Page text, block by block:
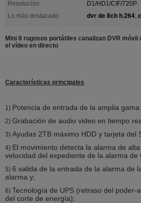
Resolución:
D1/HD1/CIF/720P
Lo más destacado:
dvr de 8ch h.264,
Mini 8 rugosos portátiles canalizan DVR móvil
el vídeo en directo
Características principales
1) Potencia de entrada de la amplia gama
2) Grabación de audio video en tiempo
3) Ayudas 2TB máximo HDD y tarjeta del
4) El movimiento detecta la alarma de
velocidad del expediente de la alarma de
5) 6 salida de la entrada de la alarma de
alarma y;
6) Tecnología de UPS (retraso del poder-
del corte de energía);